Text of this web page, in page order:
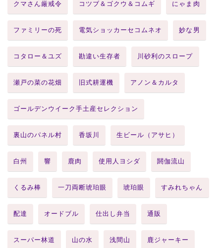
クマさん厳戒令 コツブ＆ゴクウ＆コムギ にゃま肉
ファミリーの死 電気ショッカーセコムネオ 妙な男
コタロー＆ユズ 勘違い生存者 川砂利のスロープ
瀬戸の菜の花畑 旧式耕運機 アノン＆カルタ
ゴールデンウイーク手土産セレクション
裏山のパネル村 香坂川 生ビール（アサヒ）
白州 響 鹿肉 使用人ヨシダ 閼伽流山
くるみ棒 一刀両断琥珀眼 琥珀眼 すみれちゃん
配達 オードブル 仕出し弁当 通販
スーパー林道 山の水 浅間山 鹿ジャーキー